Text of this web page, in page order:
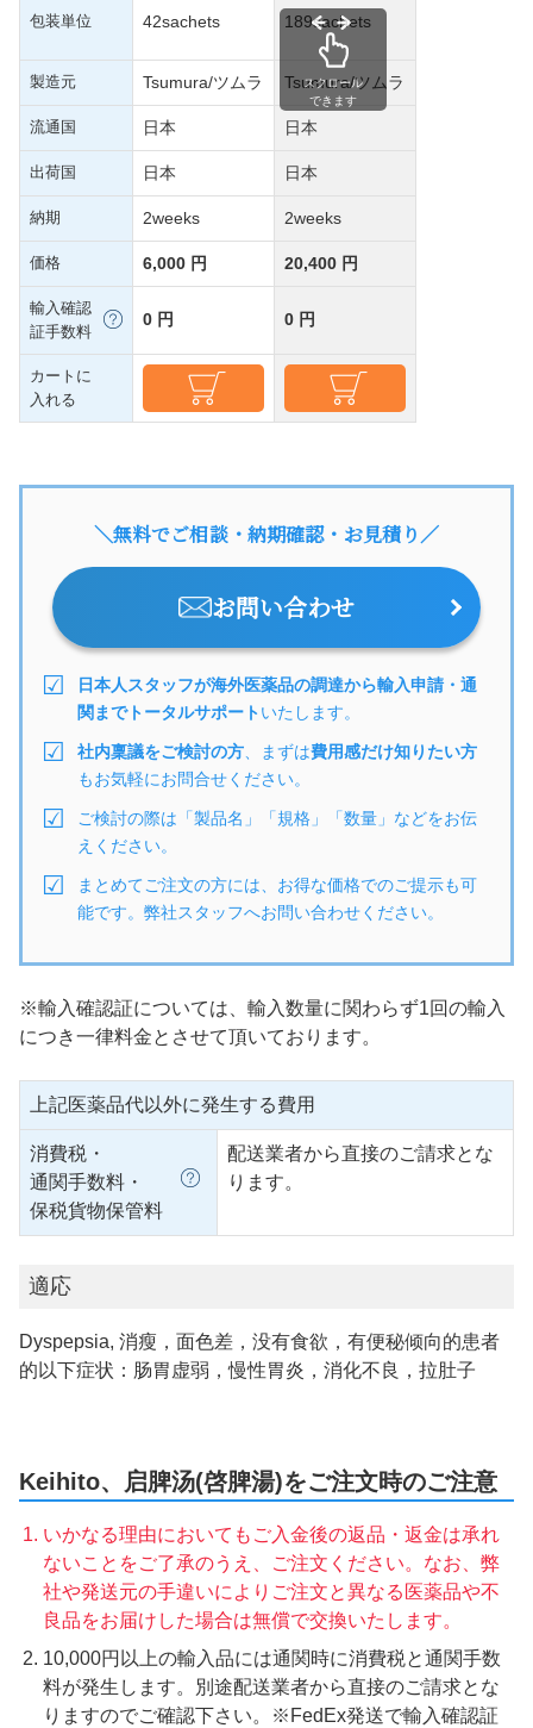
包装単位 42sachets 189sachets
製造元 Tsumura/ツムラ Tsumura/ツムラ
流通国 日本 日本
出荷国 日本 日本
納期 2weeks 2weeks
価格 6,000 円 20,400 円
輸入確認
証手数料
0 円 0 円
カートに
入れる
スクロール
できます
＼無料でご相談・納期確認・お見積り／
お問い合わせ
日本人スタッフが海外医薬品の調達から輸入申請・通
関までトータルサポートいたします。
社内稟議をご検討の方 、まずは費用感だけ知りたい方
もお気軽にお問合せください。
ご検討の際は「製品名」「規格」「数量」などをお伝
えください。
まとめてご注文の方には、お得な価格でのご提示も可
能です。弊社スタッフへお問い合わせください。
※輸入確認証については、輸入数量に関わらず1回の輸入
につき一律料金とさせて頂いております。
上記医薬品代以外に発生する費用
消費税・
通関手数料・
保税貨物保管料
配送業者から直接のご請求とな
ります。
適応
Dyspepsia, 消瘦，面色差，没有食欲，有便秘倾向的患者
的以下症状：肠胃虚弱，慢性胃炎，消化不良，拉肚子
Keihito、启脾汤(啓脾湯)をご注文時のご注意
いかなる理由においてもご入金後の返品・返金は承れ
ないことをご了承のうえ、ご注文ください。なお、弊
社や発送元の手違いによりご注文と異なる医薬品や不
良品をお届けした場合は無償で交換いたします。
10,000円以上の輸入品には通関時に消費税と通関手数
料が発生します。別途配送業者から直接のご請求とな
りますのでご確認下さい。※FedEx発送で輸入確認証